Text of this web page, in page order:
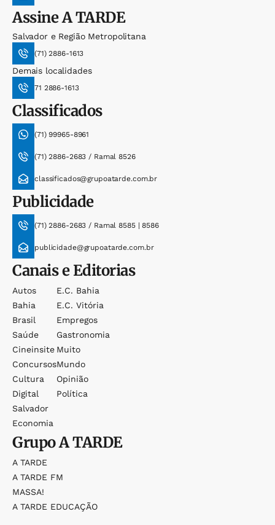
AssineA TARDE
Salvador e Região Metropolitana
(71) 2886-1613
Demais localidades
71 2886-1613
Classificados
(71) 99965-8961
(71) 2886-2683 / Ramal 8526
classificados@grupoatarde.com.br
Publicidade
(71) 2886-2683 / Ramal 8585 | 8586
publicidade@grupoatarde.com.br
Canais e Editorias
Autos
Bahia
Brasil
Saúde
Cineinsite
Concursos
Cultura
Digital
Salvador
Economia
E.c. Bahia
E.c. Vitória
Empregos
Gastronomia
Muito
Mundo
Opinião
Política
GrupoA TARDE
A TARDE
A TARDE FM
MASSA!
A TARDE EDUCAÇÃO